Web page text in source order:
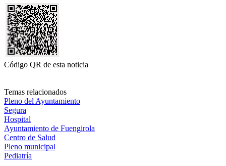
Código QR de esta noticia
Temas relacionados
Pleno del Ayuntamiento
Segura
Hospital
Ayuntamiento de Fuengirola
Centro de Salud
Pleno municipal
Pediatría